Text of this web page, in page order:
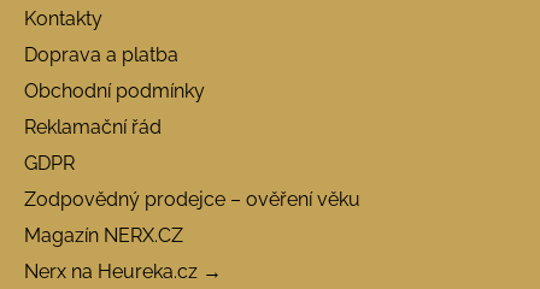
Kontakty
Doprava a platba
Obchodní podmínky
Reklamační řád
GDPR
Zodpovědný prodejce – ověření věku
Magazín NERX.CZ
Nerx na Heureka.cz →